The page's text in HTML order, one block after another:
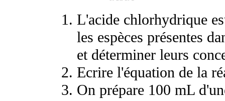
L'acide chlorhydrique
les espèces présentes
et déterminer leurs
Ecrire l'équation de la
On prépare 100 mL